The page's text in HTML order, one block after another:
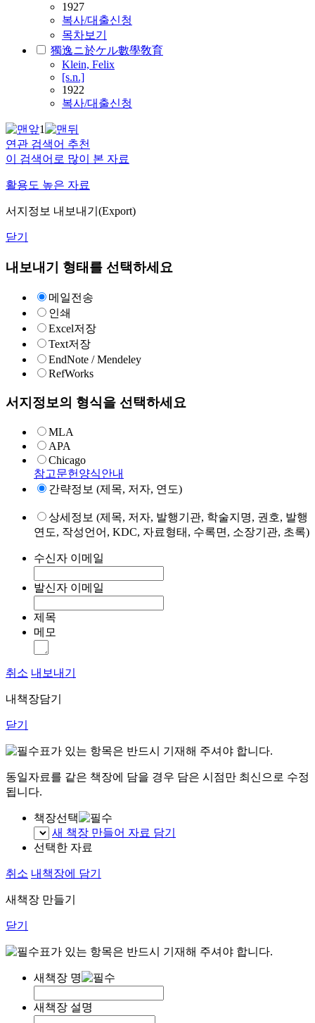
1927
복사/대출신청
목차보기
獨逸ニ於ケル數學敎育
Klein, Felix
[s.n.]
1922
복사/대출신청
1
연관 검색어 추천
이 검색어로 많이 본 자료
활용도 높은 자료
서지정보 내보내기(Export)
닫기
내보내기 형태를 선택하세요
메일전송
인쇄
Excel저장
Text저장
EndNote / Mendeley
RefWorks
서지정보의 형식을 선택하세요
MLA
APA
Chicago
참고문헌양식안내
간략정보 (제목, 저자, 연도)
상세정보 (제목, 저자, 발행기관, 학술지명, 권호, 발행
연도, 작성언어, KDC, 자료형태, 수록면, 소장기관, 초록)
수신자 이메일
발신자 이메일
제목
메모
취소 내보내기
내책장담기
닫기
표가 있는 항목은 반드시 기재해 주셔야 합니다.
동일자료를 같은 책장에 담을 경우 담은 시점만 최신으로 수정
됩니다.
책장선택
새 책장 만들어 자료 담기
선택한 자료
취소 내책장에 담기
새책장 만들기
닫기
표가 있는 항목은 반드시 기재해 주셔야 합니다.
새책장 명
새책장 설명